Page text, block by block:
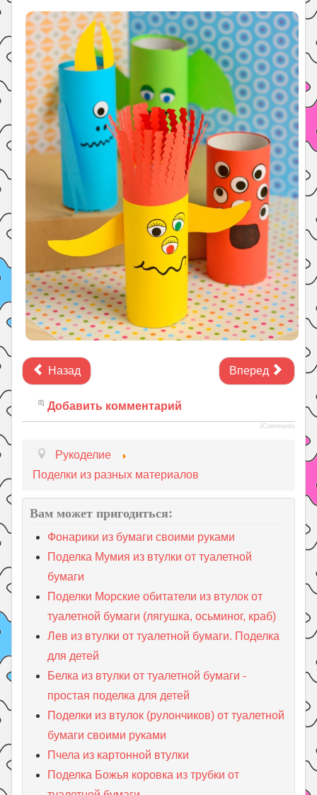
Назад Вперед
Добавить комментарий
JComments
Рукоделие
Поделки из разных материалов
Вам может пригодиться:
Фонарики из бумаги своими руками
Поделка Мумия из втулки от туалетной
бумаги
Поделки Морские обитатели из втулок от
туалетной бумаги (лягушка, осьминог, краб)
Лев из втулки от туалетной бумаги. Поделка
для детей
Белка из втулки от туалетной бумаги -
простая поделка для детей
Поделки из втулок (рулончиков) от туалетной
бумаги своими руками
Пчела из картонной втулки
Поделка Божья коровка из трубки от